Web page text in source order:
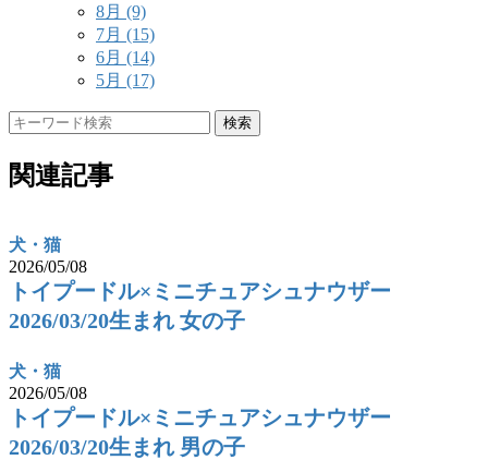
8月 (9)
7月 (15)
6月 (14)
5月 (17)
検索
関連記事
犬・猫
2026/05/08
トイプードル×ミニチュアシュナウザー
2026/03/20生まれ 女の子
犬・猫
2026/05/08
トイプードル×ミニチュアシュナウザー
2026/03/20生まれ 男の子